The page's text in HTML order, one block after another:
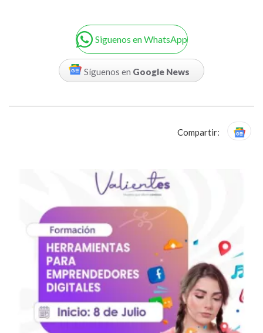
Siguenos en WhatsApp
Síguenos en Google News
Compartir: